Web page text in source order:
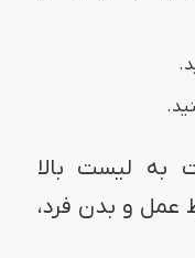
به لیست بالا
عمل و بدن فرد،